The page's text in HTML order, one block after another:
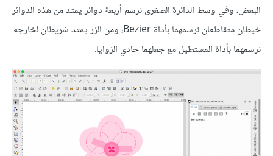
البعض، وفي وسط الدائرة الصغرى نرسم أربعة دوائر يمتد من هذه الدوائر
خيطان متقاطعان نرسمهما بأداة Bezier، ومن الزر يمتد شريطان لخارجه
نرسمهما بأداة المستطيل مع جعلهما حادي الزوايا.